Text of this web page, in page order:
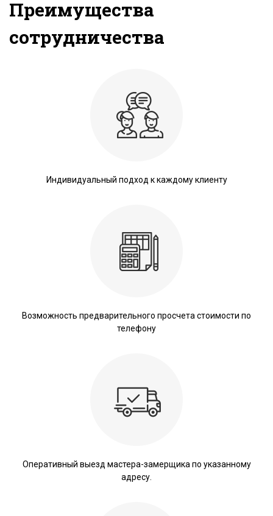
Преимущества
сотрудничества
Индивидуальный подход к каждому клиенту
Возможность предварительного просчета стоимости по
телефону
Оперативный выезд мастера-замерщика по указанному
адресу.